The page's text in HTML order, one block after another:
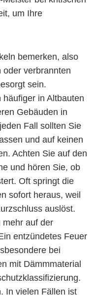
um Ihre
bemerken, also
verbrannten
sein.
in Altbauten
Gebäuden in
Fall sollten Sie
und auf keinen
Achten Sie auf den
und hören Sie, ob
Oft springt die
sofort heraus, weil
auslöst.
mehr auf der
entzündetes Feuer
bei
mit Dämmmaterial
In vielen Fällen ist